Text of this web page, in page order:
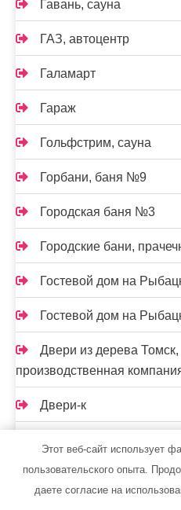
Гавань, сауна
ГАЗ, автоцентр
Галамарт
Гараж
Гольфстрим, сауна
Горбани, баня №9
Городская баня №3
Городские бани,
Гостевой дом на
Гостевой дом на
Двери из дерева Томск,
производственная
Двери-к
Динамо, сауна
Этот веб-сайт использует
пользовательского опыта.
даете согласие на